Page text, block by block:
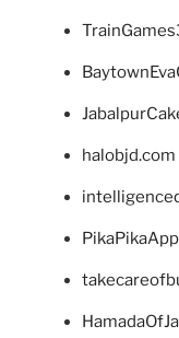
halobjd.com